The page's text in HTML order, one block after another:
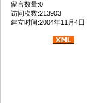
留言数量:0
访问次数:213903
建立时间:2004年11月4日